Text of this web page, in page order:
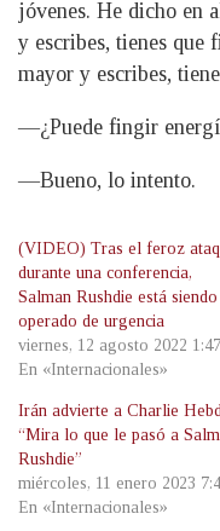
jóvenes. He dicho en
y escribes, tienes que
mayor y escribes,
—¿Puede fingir
—Bueno, lo intento.
(VIDEO) Tras el feroz
durante una conferencia,
Salman Rushdie está siendo
operado de urgencia
viernes, 12 agosto 2022
En «Internacionales»
Irán advierte a Charlie
“Mira lo que le pasó a
Rushdie”
miércoles, 11 enero 2023
En «Internacionales»